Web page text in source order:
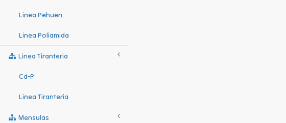
Linea Pehuen
Linea Poliamida
Linea Tiranteria
Cd-P
Linea Tiranteria
Mensulas